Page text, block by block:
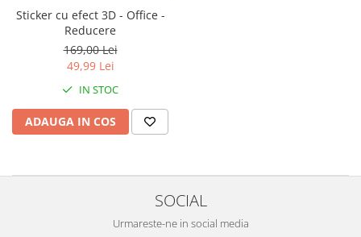
Sticker cu efect 3D - Office -
Reducere
169,00 Lei
49,99 Lei
IN STOC
ADAUGA IN COS
SOCIAL
Urmareste-ne in social media